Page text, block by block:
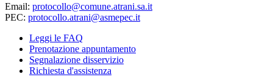
Email: protocollo@comune.atrani.sa.it
PEC: protocollo.atrani@asmepec.it
Leggi le FAQ
Prenotazione appuntamento
Segnalazione disservizio
Richiesta d'assistenza